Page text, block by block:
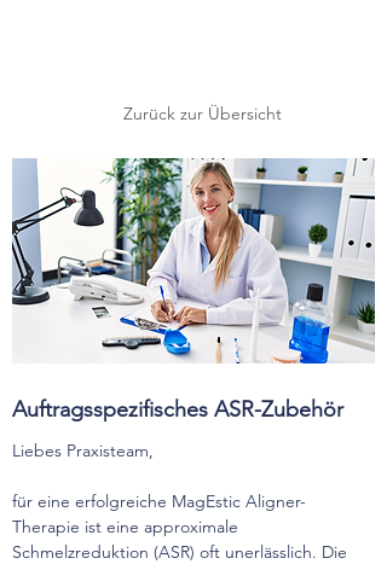
Zurück zur Übersicht
Auftragsspezifisches ASR-Zubehör
Liebes Praxisteam,
für eine erfolgreiche MagEstic Aligner-
Therapie ist eine approximale
Schmelzreduktion (ASR) oft unerlässlich. Die